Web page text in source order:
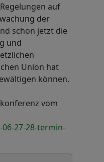
auf
der
schon jetzt die
und
Union hat
können.
vom
27-28-termin-